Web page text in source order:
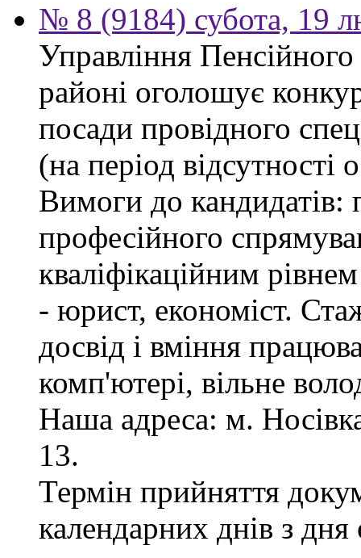
№ 8 (9184) субота, 19
Управління
районі оголошує
посади провідного
(на період відсутності
Вимоги до кандидатів:
професійного
кваліфікаційним
- юрист, економіст.
досвід і вміння
комп'ютері, вільне
Наша адреса: м.
13.
Термін прийняття
календарних днів з